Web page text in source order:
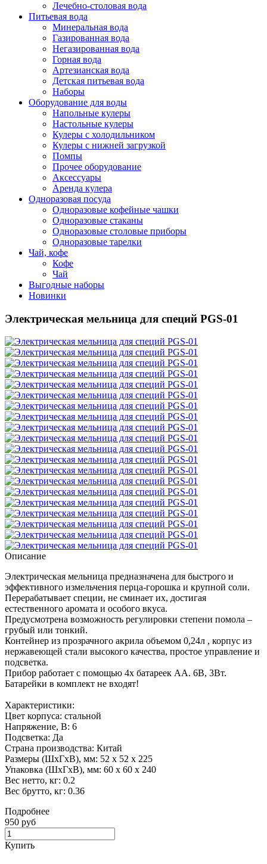
Лечебно-столовая вода
Питьевая вода
Минеральная вода
Газированная вода
Негазированная вода
Горная вода
Артезианская вода
Детская питьевая вода
Наборы
Оборудование для воды
Напольные кулеры
Настольные кулеры
Кулеры с холодильником
Кулеры с нижней загрузкой
Помпы
Прочее оборудование
Аксессуары
Аренда кулера
Одноразовая посуда
Одноразовые кофейные чашки
Одноразовые стаканы
Одноразовые столовые приборы
Одноразовые тарелки
Чай, кофе
Кофе
Чай
Выгодные наборы
Новинки
Электрическая мельница для специй PGS-01
Описание
Электрическая мельница предназначена для быстрого и
эффективного измельчения перца-горошка и крупной соли.
Перерабатывает специи, не сминает их, достигая
естественного аромата и особого вкуса.
Предусмотрена возможность регулировки степени помола –
грубый или тонкий.
Контейнер из прозрачного акрила объемом 0,24л , корпус из
нержавеющей стали высокого качества, простое управление и
подсветка.
Прибор работает с помощью 4х батареек AA. 6В, 3Вт.
Батарейки в комплект не входят!
Характеристики:
Цвет корпуса: стальной
Напряжение, В: 6
Подсветка: Да
Страна производства: Китай
Размеры (ШхГхВ), мм: 52 x 52 x 225
Упаковка (ШхГхВ), мм: 60 x 60 x 240
Вес нетто, кг: 0.2
Вес брутто, кг: 0.36
Подробнее
950 руб
Купить